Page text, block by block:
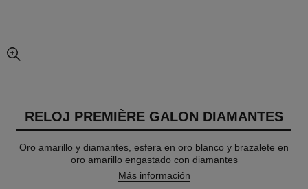
imagen agrandada
RELOJ PREMIÈRE GALON DIAMANTES
Oro amarillo y diamantes, esfera en oro blanco y brazalete en
oro amarillo engastado con diamantes
Más información